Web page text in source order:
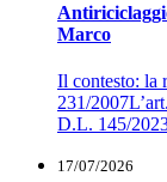
Marco
Il contesto: la
231/
D.L. 145/
17/07/2026